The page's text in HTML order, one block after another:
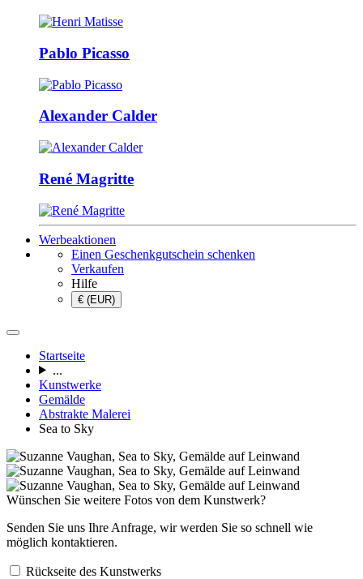
Pablo Picasso
Alexander Calder
René Magritte
Werbeaktionen
Einen Geschenkgutschein schenken
Verkaufen
Hilfe
€ (EUR)
Startseite
...
Kunstwerke
Gemälde
Abstrakte Malerei
Sea to Sky
Wünschen Sie weitere Fotos von dem Kunstwerk?
Senden Sie uns Ihre Anfrage, wir werden Sie so schnell wie
möglich kontaktieren.
Rückseite des Kunstwerks